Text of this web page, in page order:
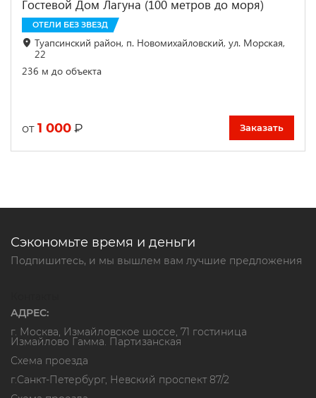
Гостевой Дом Лагуна (100 метров до моря)
ОТЕЛИ БЕЗ ЗВЕЗД
Туапсинский район, п. Новомихайловский, ул. Морская,
22
236 м до объекта
от 1 000 ₽ Заказать
Сэкономьте время и деньги
Подпишитесь, и мы вышлем вам лучшие предложения
АДРЕС:
г. Москва, Измайловское шоссе, 71 гостиница
Измайлово Гамма. Партизанская
Схема проезда
г.Санкт-Петербург, Невский проспект 87/2